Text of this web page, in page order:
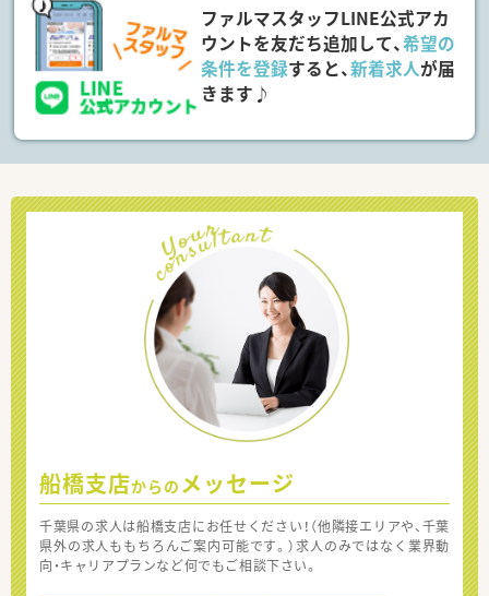
ファルマスタッフLINE公式アカ
ウントを友だち追加して、希望の
条件を登録すると、新着求人が届
きます♪
船橋支店からの メッセージ
千葉県の求人は船橋支店にお任せください！（他隣接エリアや、千葉
県外の求人ももちろんご案内可能です。）求人のみではなく業界動
向・キャリアプランなど何でもご相談下さい。